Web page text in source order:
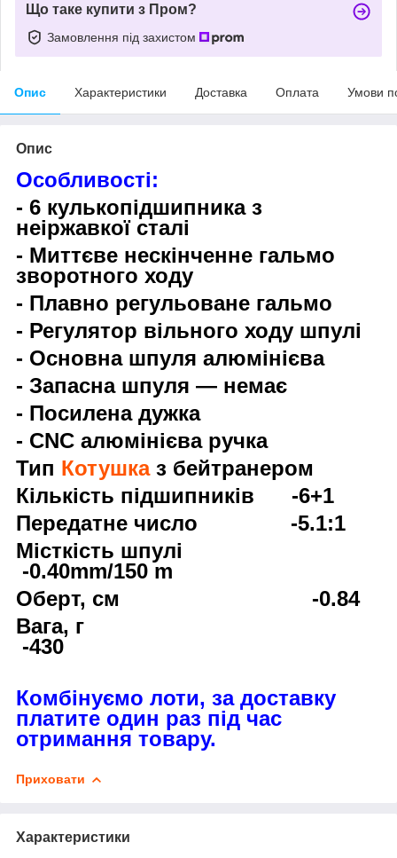
Що таке купити з Пром?
Замовлення під захистом
Опис Характеристики Доставка Оплата Умови
Опис
Особливості:
- 6 кулькопідшипника з
неіржавкої сталі
- Миттєве нескінченне гальмо
зворотного ходу
- Плавно регульоване гальмо
- Регулятор вільного ходу шпулі
- Основна шпуля алюмінієва
- Запасна шпуля — немає
- Посилена дужка
- CNC алюмінієва ручка
Тип Котушказ бейтранером
Кількість підшипників -6+1
Передатне число -5.1:1
Місткість шпулі
-0.40mm/150 m
Оберт, см -0.84
Вага, г
-430
Комбінуємо лоти, за доставку
платите один раз під час
отримання товару.
Приховати
Характеристики